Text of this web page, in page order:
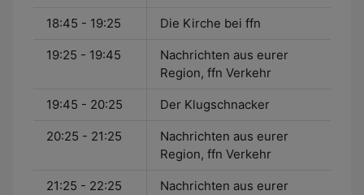
18:45 - 19:25 Die Kirche bei ffn
19:25 - 19:45
Nachrichten aus eurer
Region, ffn Verkehr
19:45 - 20:25 Der Klugschnacker
20:25 - 21:25
Nachrichten aus eurer
Region, ffn Verkehr
21:25 - 22:25
Nachrichten aus eurer